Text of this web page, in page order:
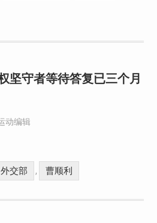
坚守者等待答复已三个月
动编辑
外交部 , 曹顺利